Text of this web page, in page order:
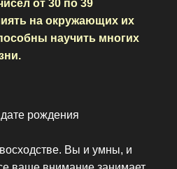
от 30 по 39
на окружающих их
научить многих
Вы и умны, и